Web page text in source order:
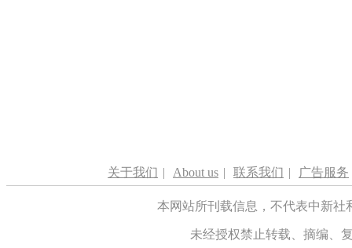
关于我们 | About us | 联系我们 | 广告服务
本网站所刊载信息，不代表中新
未经授权禁止转载、摘编、